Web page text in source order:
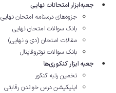
جعبه‌ابزار امتحانات نهایی
جزوه‌های درسنامه امتحان نهایی
بانک سوالات امتحان نهایی
مقالات امتحان (دی و نهایی)
بانک سوالات نوتروفاینال
جعبه ابزار کنکوری‌ها
تخمین رتبه کنکور
اپلیکیشن درس خواندن رقابتی